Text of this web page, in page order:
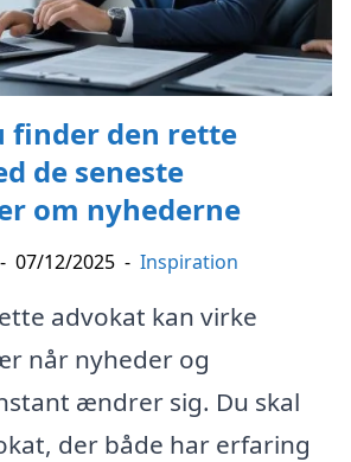
finder den rette
de seneste
om nyhederne
- 07/12/2025 - Inspiration
advokat kan virke
når nyheder og
ændrer sig. Du skal
der både har erfaring